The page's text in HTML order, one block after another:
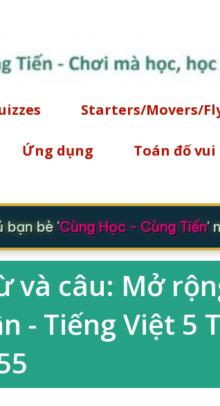
Starters/Movers/
Ứng dụng Toán đố vui
bè 'Cùng Học - Cùng Tiến'
và câu: Mở
- Tiếng Việt 5